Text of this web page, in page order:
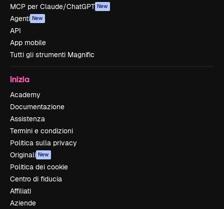
MCP per Claude/ChatGPT New
Agenti New
API
App mobile
Tutti gli strumenti Magnific
Inizia
Academy
Documentazione
Assistenza
Termini e condizioni
Politica sulla privacy
Originali New
Politica dei cookie
Centro di fiducia
Affiliati
Aziende